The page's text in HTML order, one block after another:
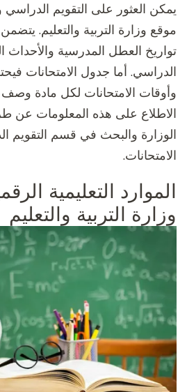
يمكن العثور على التقويم
موقع وزارة التربية والتعليم.
تواريخ العطل المدرسية والأحداث
الدراسي. أما جدول الامتحانات
وأوقات الامتحانات لكل مادة
الاطلاع على هذه المعلومات عن
الوزارة والبحث في قسم التقويم
الامتحانات.
الموارد التعليمية
وزارة التربية والتعليم